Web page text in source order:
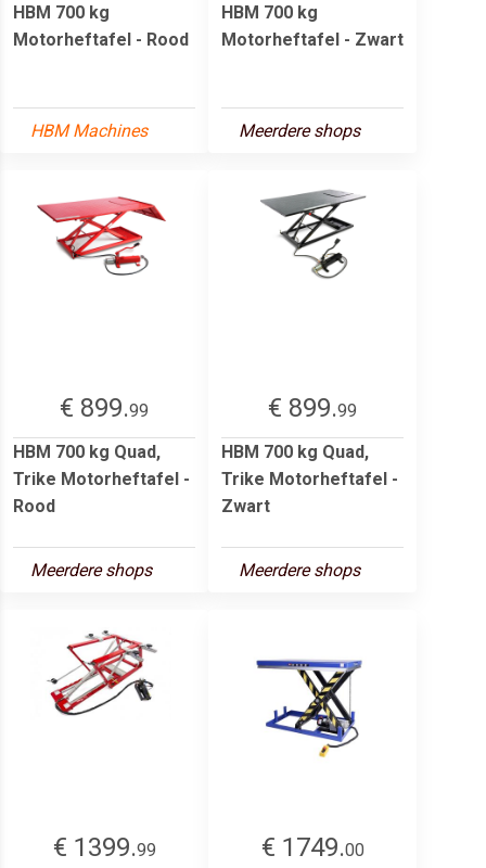
HBM 700 kg
Motorheftafel - Rood
HBM Machines
HBM 700 kg
Motorheftafel - Zwart
Meerdere shops
€ 899.99
HBM 700 kg Quad,
Trike Motorheftafel -
Rood
Meerdere shops
€ 899.99
HBM 700 kg Quad,
Trike Motorheftafel -
Zwart
Meerdere shops
€ 1399.99
€ 1749.00